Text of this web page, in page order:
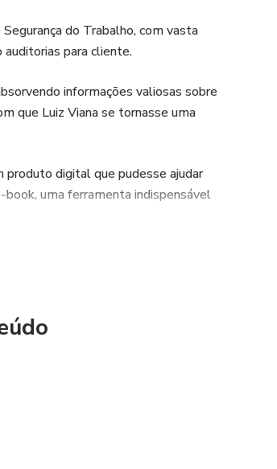
do Trabalho, com vasta
auditorias para cliente.
informações valiosas sobre
que Luiz Viana se tornasse uma
produto digital que pudesse ajudar
uma ferramenta indispensável
carreira. Tenha em mãos todas as